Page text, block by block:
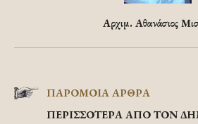
Αρχιμ. Αθανάσιος
ΠΑΡΟΜΟΙΑ ΑΡΘΡΑ
ΠΕΡΙΣΣΟΤΕΡΑ ΑΠΟ ΤΟΝ